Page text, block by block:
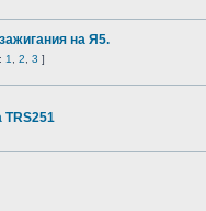
на Я5.
1 2 3 ]